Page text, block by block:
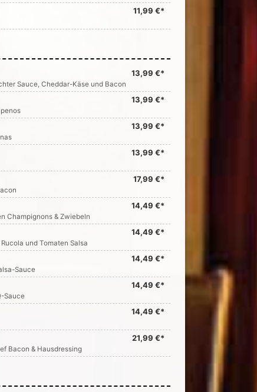
11,99 €*
13,99 €*
Sauce, Cheddar-Käse und Bacon
13,99 €*
13,99 €*
13,99 €*
17,99 €*
14,49 €*
Champignons & Zwiebeln
14,49 €*
und Tomaten Salsa
14,49 €*
Sauce
14,49 €*
Sauce
14,49 €*
21,99 €*
Bacon & Hausdressing